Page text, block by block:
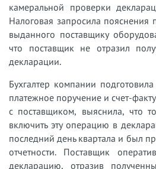
камеральной проверки
Налоговая запросила пояснения
выданного поставщику
что поставщик не отразил
декларации.
Бухгалтер компании
платежное поручение и счет-
с поставщиком, выяснила, что
включить эту операцию в
последний день квартала и был
отчетности. Поставщик
декларацию, отразив